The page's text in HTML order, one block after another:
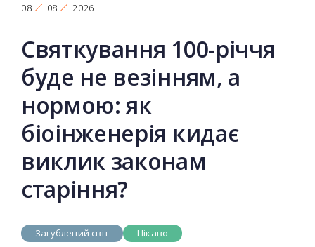
08 08 2026
Святкування 100-річчя
буде не везінням, а
нормою: як
біоінженерія кидає
виклик законам
старіння?
Загублений світ Цікаво